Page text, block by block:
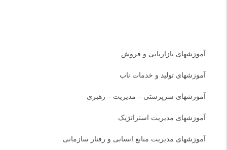
آموزشهای بازاریابی و فروش
آموزشهای تولید و خدمات ناب
آموزشهای سرپرستی – مدیریت – رهبری
آموزشهای مدیریت استراتژیک
آموزشهای مدیریت منابع انسانی و رفتار سازمانی